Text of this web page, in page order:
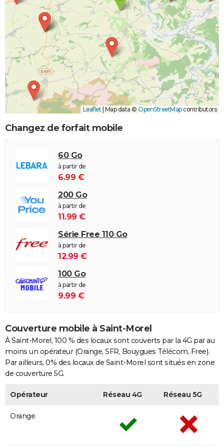
Leaflet Map data © OpenStreetMapcontributors
Changez de forfait mobile
60 Go
à partir de
6.99 €
200 Go
à partir de
11.99 €
Série Free 110 Go
à partir de
12.99 €
100 Go
à partir de
9.99 €
Couverture mobile à Saint-Morel
À Saint-Morel, 100 % des locaux sont couverts par la 4G par au
moins un opérateur (Orange, SFR, Bouygues Télécom, Free).
Par ailleurs, 0% des locaux de Saint-Morel sont situés en zone
de couverture 5G.
Opérateur Réseau 4G Réseau 5G
Orange